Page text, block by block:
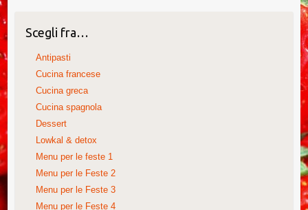
Scegli fra…
Antipasti
Cucina francese
Cucina greca
Cucina spagnola
Dessert
Lowkal & detox
Menu per le feste 1
Menu per le Feste 2
Menu per le Feste 3
Menu per le Feste 4